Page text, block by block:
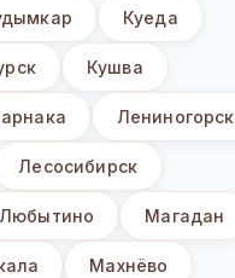
Куеда
Кушва
Лениногорск
Лесосибирск
Любытино Магадан
Махнёво